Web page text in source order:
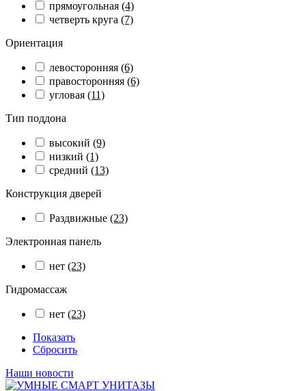
прямоугольная (4)
четверть круга (7)
Ориентация
левосторонняя (6)
правосторонняя (6)
угловая (11)
Тип поддона
высокий (9)
низкий (1)
средний (13)
Конструкция дверей
Раздвижные (23)
Электронная панель
нет (23)
Гидромассаж
нет (23)
Показать
Сбросить
Наши новости